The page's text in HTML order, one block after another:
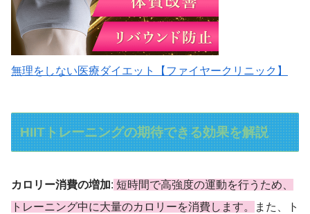
無理をしない医療ダイエット【ファイヤークリニック】
HIITトレーニングの期待できる効果を解説
カロリー消費の増加: 短時間で高強度の運動を行うため、
トレーニング中に大量のカロリーを消費します。
また、ト